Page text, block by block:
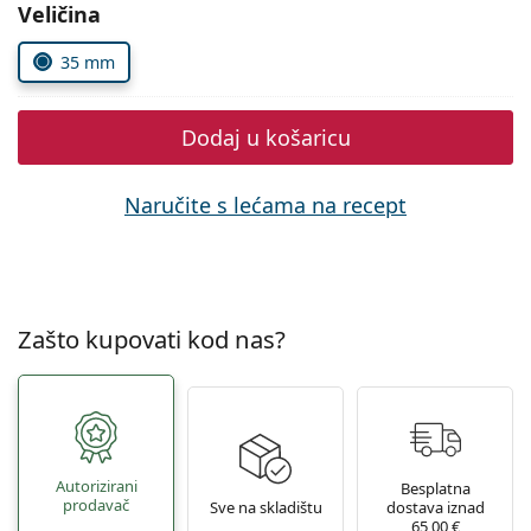
Persol
Prada
Sve marke sunčanih naočala
Odaberite parametre
Veličina
35 mm
Dodaj u košaricu
Naručite s lećama na recept
Zašto kupovati kod nas?
Autorizirani
prodavač
Sve na skladištu
Besplatna
dostava iznad
65,00 €